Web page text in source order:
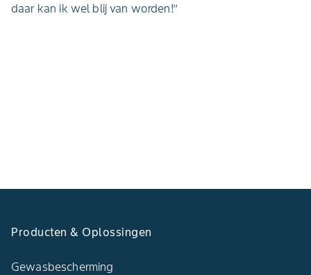
daar kan ik wel blij van worden!’’
Producten & Oplossingen
Gewasbescherming